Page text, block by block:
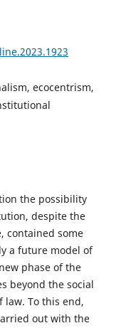
ecocentrism,
the possibility
despite the
contained some
a future model of
phase of the
beyond the social
law. To this end,
out with the